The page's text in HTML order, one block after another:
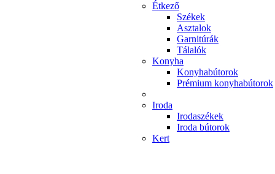
Étkező
Székek
Asztalok
Garnitúrák
Tálalók
Konyha
Konyhabútorok
Prémium konyhabútorok
Iroda
Irodaszékek
Iroda bútorok
Kert